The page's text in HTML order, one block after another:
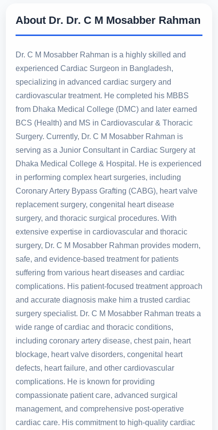
About Dr. Dr. C M Mosabber Rahman
Dr. C M Mosabber Rahman is a highly skilled and
experienced Cardiac Surgeon in Bangladesh,
specializing in advanced cardiac surgery and
cardiovascular treatment. He completed his MBBS
from Dhaka Medical College (DMC) and later earned
BCS (Health) and MS in Cardiovascular & Thoracic
Surgery. Currently, Dr. C M Mosabber Rahman is
serving as a Junior Consultant in Cardiac Surgery at
Dhaka Medical College & Hospital. He is experienced
in performing complex heart surgeries, including
Coronary Artery Bypass Grafting (CABG), heart valve
replacement surgery, congenital heart disease
surgery, and thoracic surgical procedures. With
extensive expertise in cardiovascular and thoracic
surgery, Dr. C M Mosabber Rahman provides modern,
safe, and evidence-based treatment for patients
suffering from various heart diseases and cardiac
complications. His patient-focused treatment approach
and accurate diagnosis make him a trusted cardiac
surgery specialist. Dr. C M Mosabber Rahman treats a
wide range of cardiac and thoracic conditions,
including coronary artery disease, chest pain, heart
blockage, heart valve disorders, congenital heart
defects, heart failure, and other cardiovascular
complications. He is known for providing
compassionate patient care, advanced surgical
management, and comprehensive post-operative
cardiac care. His commitment to high-quality cardiac